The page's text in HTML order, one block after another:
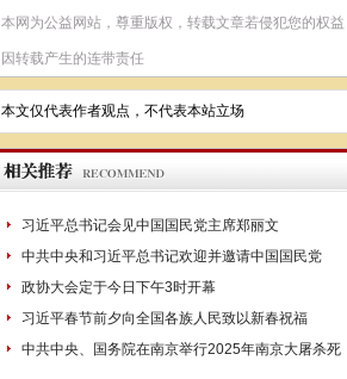
本网为公益网站，尊重版权，转载文章若侵犯您的权
因转载产生的连带责任
本文仅代表作者观点，不代表本站立场
习近平总书记会见中国国民党主席郑丽文
中共中央和习近平总书记欢迎并邀请中国国民党
政协大会定于今日下午3时开幕
习近平春节前夕向全国各族人民致以新春祝福
中共中央、国务院在南京举行2025年南京大屠杀死